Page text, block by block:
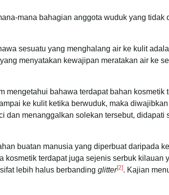
mana bahagian anggota wuduk yang
sesuatu yang menghalang air ke kulit
menyatakan kewajipan meratakan air ke
mengetahui bahawa terdapat bahan
ke kulit ketika berwuduk, maka
dan menanggalkan solekan tersebut, didapati
buatan manusia yang diperbuat daripada
kosmetik terdapat juga sejenis serbuk kilauan
lebih halus berbanding glitter[2]. Kajian